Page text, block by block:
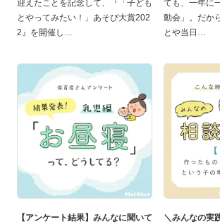
迎えたことを記念して、『「子ども
とやってみたい！」あそび大賞202
2』を開催し
ても、一年に
動会」。だか
とや当日
【アンケート結果】みんなに聞いて ＼みんなの実